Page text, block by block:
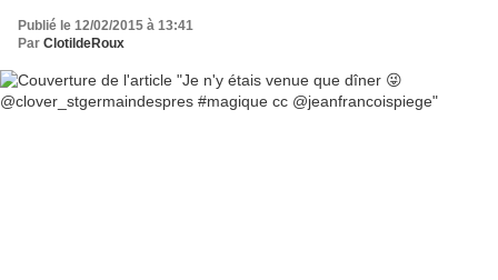
Publié le 12/02/2015 à 13:41
Par ClotildeRoux